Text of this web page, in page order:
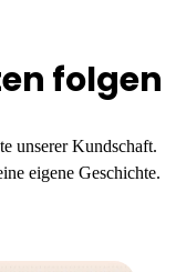
folgen
unserer Kundschaft.
eigene Geschichte.